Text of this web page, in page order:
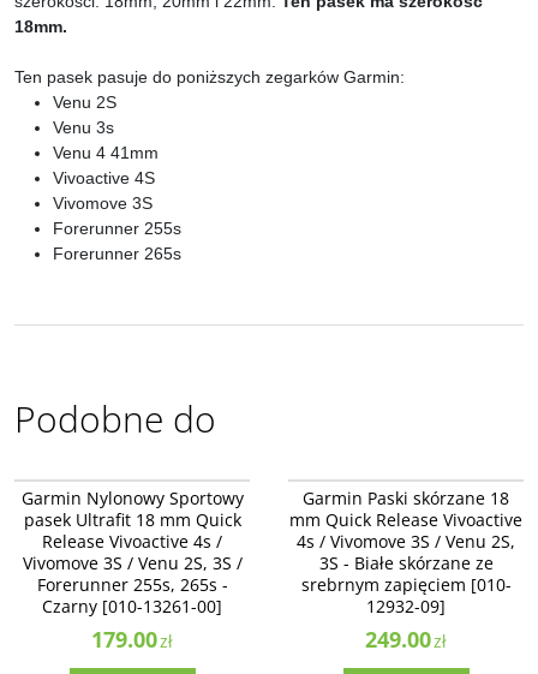
18mm.
Ten pasek pasuje do poniższych zegarków Garmin:
Venu 2S
Venu 3s
Venu 4 41mm
Vivoactive 4S
Vivomove 3S
Forerunner 255s
Forerunner 265s
Podobne do
Garmin Nylonowy Sportowy
pasek Ultrafit 18 mm Quick
Release Vivoactive 4s /
Vivomove 3S / Venu 2S, 3S /
Forerunner 255s, 265s -
Czarny [010-13261-00]
179.00zł
Garmin Paski skórzane 18
mm Quick Release Vivoactive
4s / Vivomove 3S / Venu 2S,
3S - Białe skórzane ze
srebrnym zapięciem [010-
12932-09]
249.00zł